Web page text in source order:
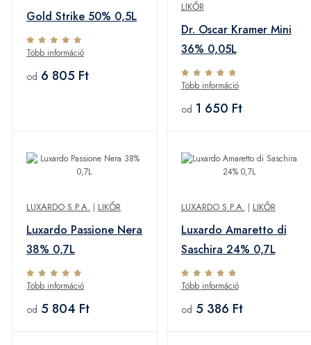
Gold Strike 50% 0,5L
Több információ
od 6 805 Ft
LIKŐR
Dr. Oscar Kramer Mini
36% 0,05L
Több információ
od 1 650 Ft
LUXARDO S.P.A. | LIKŐR
Luxardo Passione Nera
38% 0,7L
Több információ
od 5 804 Ft
LUXARDO S.P.A. | LIKŐR
Luxardo Amaretto di
Saschira 24% 0,7L
Több információ
od 5 386 Ft